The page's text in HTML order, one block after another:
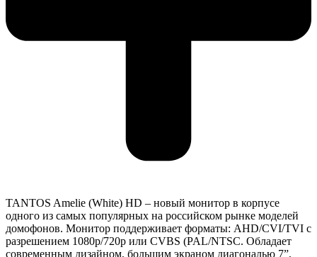
TANTOS Amelie (White) HD – новый монитор в корпусе
одного из самых популярных на российском рынке моделей
домофонов. Монитор поддерживает форматы: AHD/CVI/TVI с
разрешением 1080p/720p или CVBS (PAL/NTSC. Обладает
современным дизайном, большим экраном диагональю 7”,